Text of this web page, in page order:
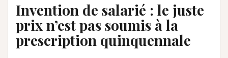
Invention de salarié : le juste
prix n’est pas soumis à la
prescription quinquennale